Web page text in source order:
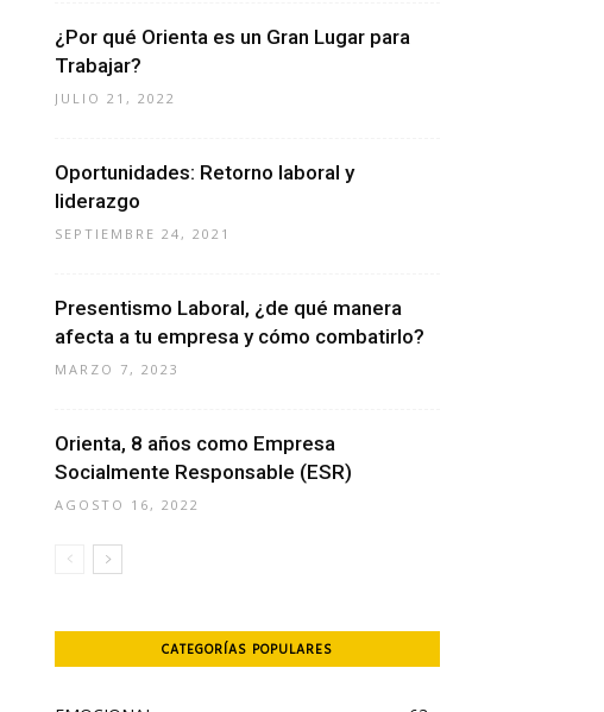
¿Por qué Orienta es un Gran Lugar para
Trabajar?
JULIO 21, 2022
Oportunidades: Retorno laboral y
liderazgo
SEPTIEMBRE 24, 2021
Presentismo Laboral, ¿de qué manera
afecta a tu empresa y cómo combatirlo?
MARZO 7, 2023
Orienta, 8 años como Empresa
Socialmente Responsable (ESR)
AGOSTO 16, 2022
CATEGORÍAS POPULARES